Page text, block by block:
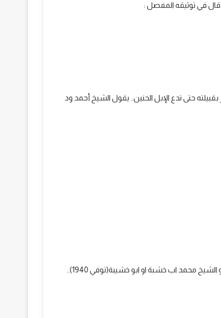
حتى تدع الإبل الحنين.. يقول الشيخ أحمد ود
وابدع جعلي عباسي ثالث وهو مجود مغمور عند المؤدين وهو الشيخ محمد اب خشبة او ابو خشيبة(توفي 1940)..